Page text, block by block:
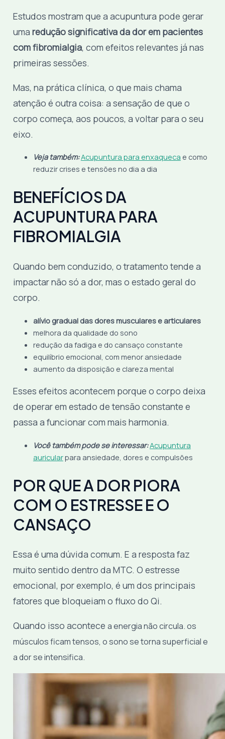
Estudos mostram que a acupuntura pode gerar
uma redução significativa da dor em pacientes
com fibromialgia, com efeitos relevantes já nas
primeiras sessões.
Mas, na prática clínica, o que mais chama
atenção é outra coisa: a sensação de que o
corpo começa, aos poucos, a voltar para o seu
eixo.
Veja também:Acupuntura para enxaqueca e como
reduzir crises e tensões no dia a dia
BENEFÍCIOS DA
ACUPUNTURA PARA
FIBROMIALGIA
Quando bem conduzido, o tratamento tende a
impactar não só a dor, mas o estado geral do
corpo.
alívio gradual das dores musculares e articulares
melhora da qualidade do sono
redução da fadiga e do cansaço constante
equilíbrio emocional, com menor ansiedade
aumento da disposição e clareza mental
Esses efeitos acontecem porque o corpo deixa
de operar em estado de tensão constante e
passa a funcionar com mais harmonia.
Você também pode se interessar:Acupuntura
auricularpara ansiedade, dores e compulsões
POR QUE A DOR PIORA
COM O ESTRESSE E O
CANSAÇO
Essa é uma dúvida comum. E a resposta faz
muito sentido dentro da MTC. O estresse
emocional, por exemplo, é um dos principais
fatores que bloqueiam o fluxo do Qi.
Quando isso acontece a energia não circula.os
músculos ficam tensos, o sono se torna superficial e
a dor se intensifica.